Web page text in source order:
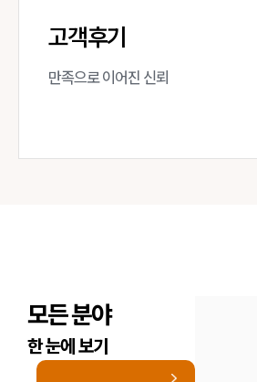
고객후기
만족으로 이어진 신뢰
모든 분야
한 눈에 보기